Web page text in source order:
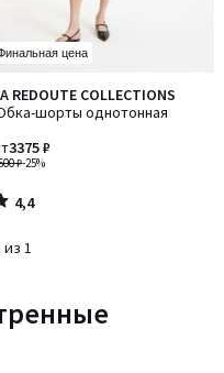
цена
REDOUTE COLLECTIONS
шорты однотонная
₽-25%
3375 ₽
4,4
/ 5
4,4
1